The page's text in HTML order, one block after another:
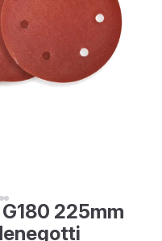
225mm